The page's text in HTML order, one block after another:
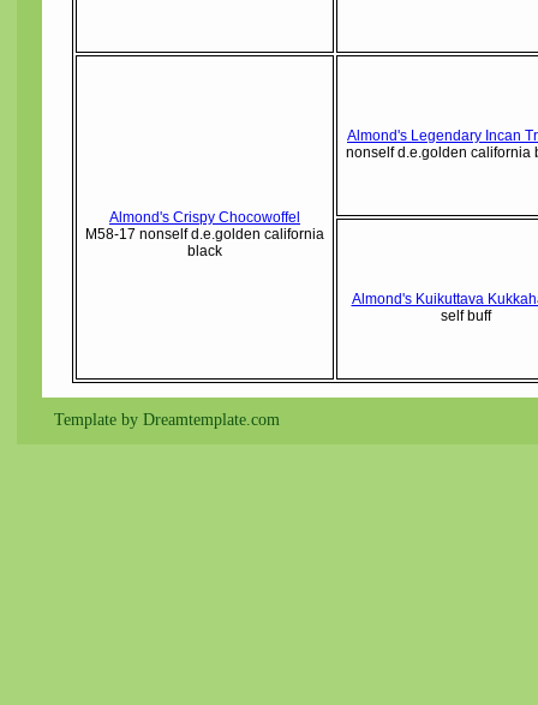
Almond's Crispy Chocowoffel
M58-17 nonself d.e.golden california
black
Almond's Legendary Incan
nonself d.e.golden california
Almond's Kuikuttava
self buff
Template by Dreamtemplate.com